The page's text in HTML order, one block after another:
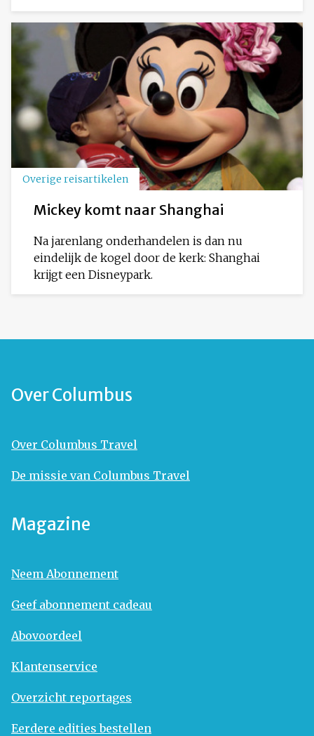
Overige reisartikelen
Mickey komt naar Shanghai
Na jarenlang onderhandelen is dan nu
eindelijk de kogel door de kerk: Shanghai
krijgt een Disneypark.
Over Columbus
Over Columbus Travel
De missie van Columbus Travel
Magazine
Neem Abonnement
Geef abonnement cadeau
Abovoordeel
Klantenservice
Overzicht reportages
Eerdere edities bestellen